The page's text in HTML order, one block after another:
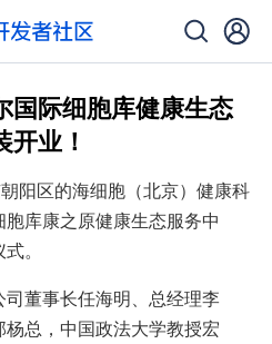
国际细胞库健康生态
业！
阳区的海细胞（北京）健康科
库康之原健康生态服务中
。
董事长任海明、总经理李
总，中国政法大学教授宏